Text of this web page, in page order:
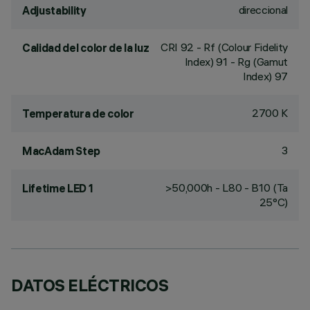
Adjustability direccional
Calidad del color de la luz CRI 92 - Rf (Colour Fidelity
Index) 91 - Rg (Gamut
Index) 97
Temperatura de color 2700 K
MacAdam Step 3
Lifetime LED 1
>50,000h - L80 - B10 (Ta
25°C)
DATOS ELÉCTRICOS